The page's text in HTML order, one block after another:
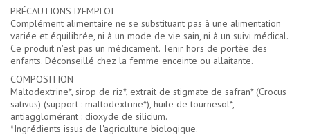
PRÉCAUTIONS D'EMPLOI
Complément alimentaire ne se substituant pas à une alimentation
variée et équilibrée, ni à un mode de vie sain, ni à un suivi médical.
Ce produit n'est pas un médicament. Tenir hors de portée des
enfants. Déconseillé chez la femme enceinte ou allaitante.
COMPOSITION
Maltodextrine*, sirop de riz*, extrait de stigmate de safran* (Crocus
sativus) (support : maltodextrine*), huile de tournesol*,
antiagglomérant : dioxyde de silicium.
*Ingrédients issus de l'agriculture biologique.